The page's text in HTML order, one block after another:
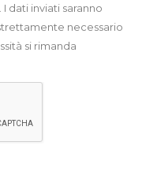
dati inviati saranno
necessario
si rimanda